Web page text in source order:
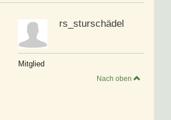
rs_sturschädel
Mitglied
Nach oben